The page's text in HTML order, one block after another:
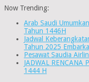
Now Trending:
Arab Saudi
Tahun 1446H
Jadwal
Tahun 2025
Pesawat Saudia
JADWAL RENCANA
1444 H